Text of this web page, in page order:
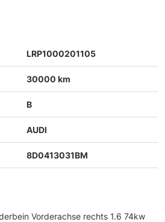
LRP1000201105
30000 km
B
AUDI
8D0413031BM
Vorderachse rechts 1.6 74kw